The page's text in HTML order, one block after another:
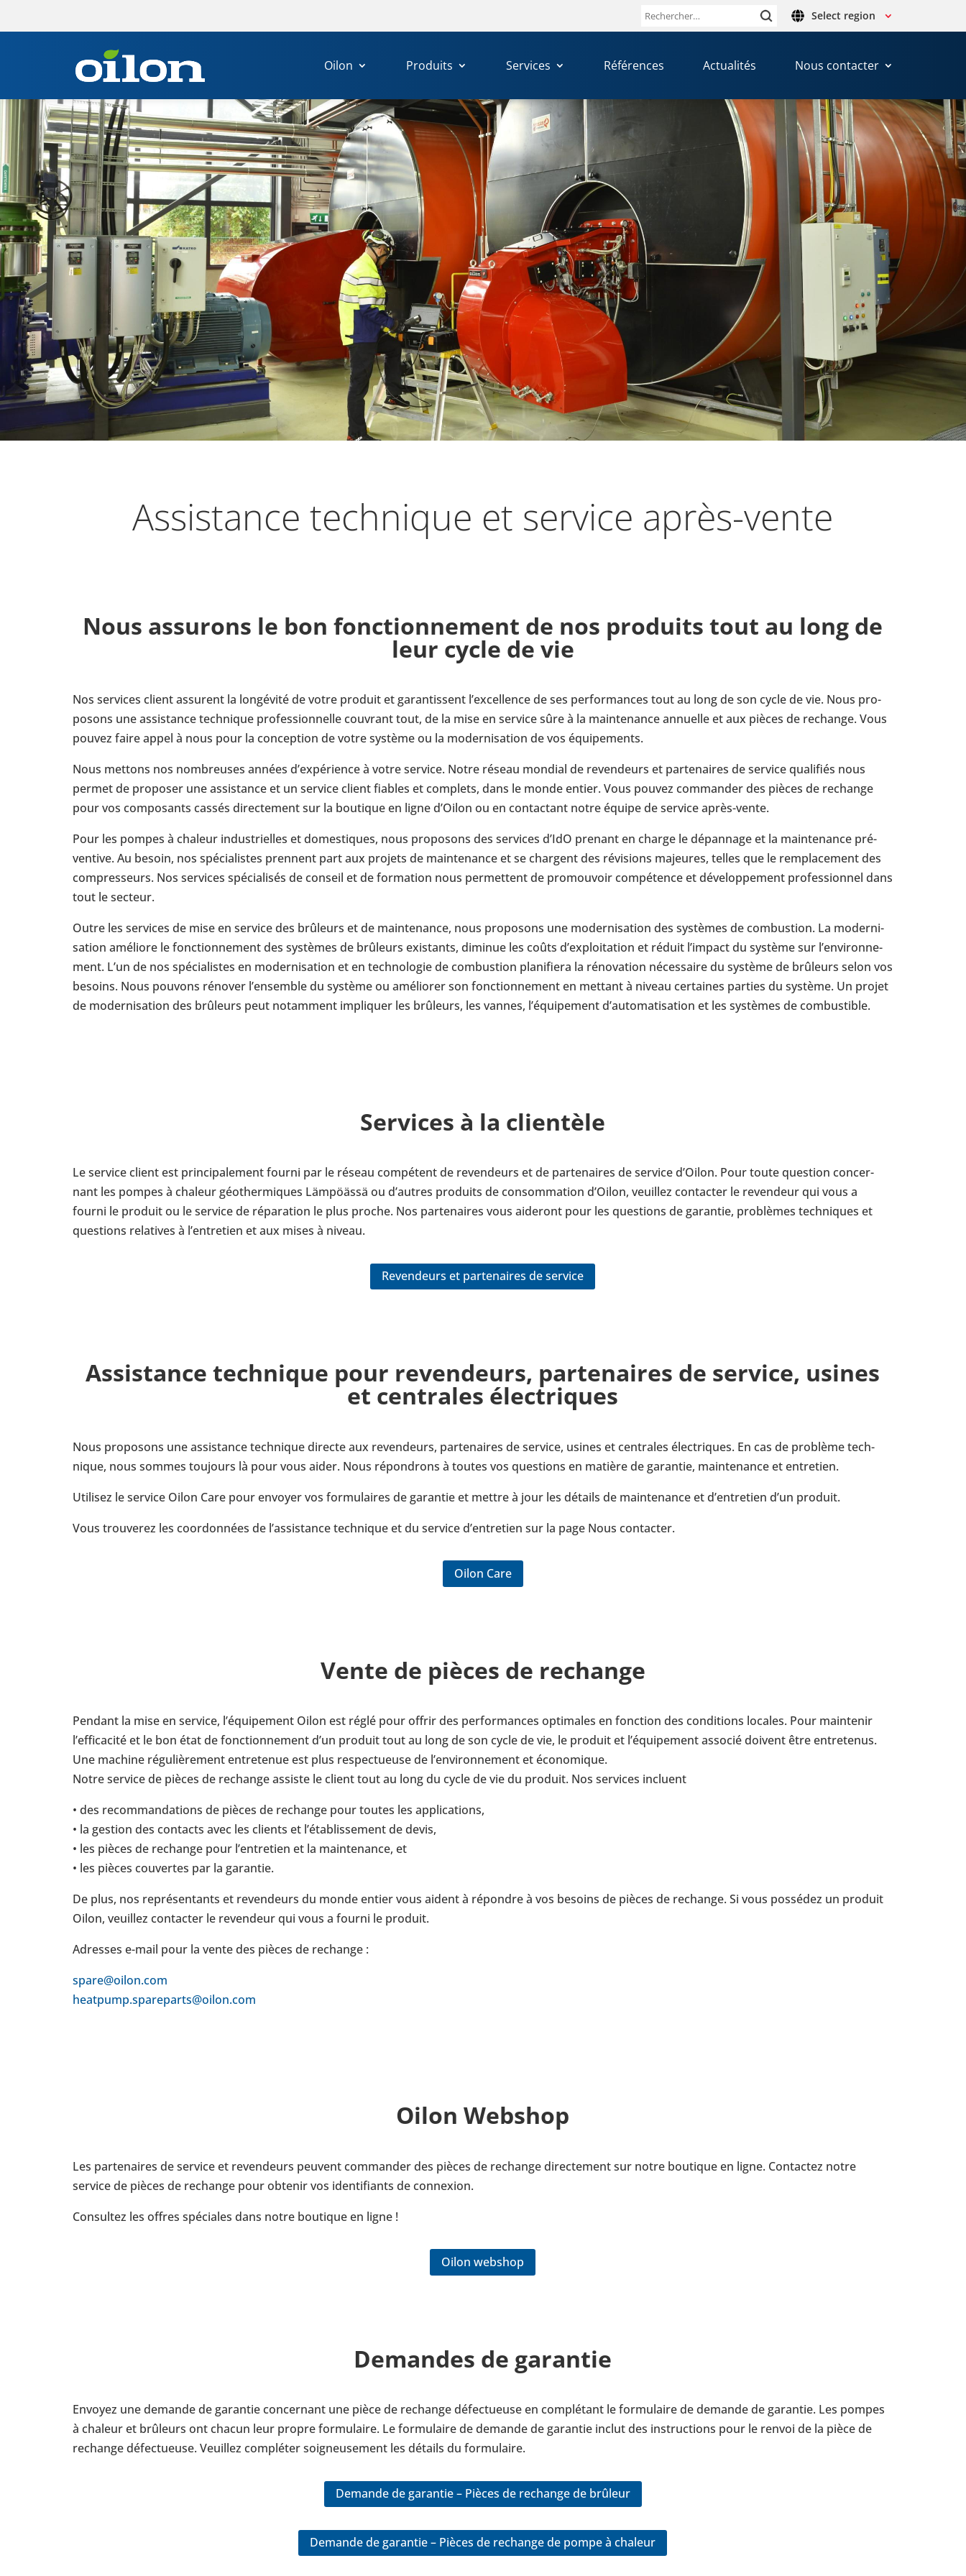
Rechercher : Select region
Oilon Produits Services Références Actualités Nous contacter
Assis­tance tech­nique et service après-​vente
Nous assu­rons le bon fonc­tion­ne­ment de nos pro­duits tout au long de
leur cycle de vie
Nos ser­vices client assurent la lon­gé­vité de votre produit et garan­tissent l’ex­cel­lence de ses per­for­mances tout au long de son cycle de vie. Nous pro­
po­sons une assis­tance tech­nique pro­fes­sion­nelle cou­vrant tout, de la mise en service sûre à la main­te­nance annuelle et aux pièces de rechange. Vous
pouvez faire appel à nous pour la concep­tion de votre système ou la moder­ni­sa­tion de vos équi­pe­ments.
Nous mettons nos nom­breuses années d’ex­pé­rience à votre service. Notre réseau mondial de reven­deurs et par­te­naires de service qua­li­fiés nous
permet de pro­po­ser une assis­tance et un service client fiables et com­plets, dans le monde entier. Vous pouvez com­man­der des pièces de rechange
pour vos com­po­sants cassés direc­te­ment sur la bou­tique en ligne d’Oilon ou en contac­tant notre équipe de service après-​vente.
Pour les pompes à chaleur indus­trielles et domes­tiques, nous pro­po­sons des ser­vices d’IdO prenant en charge le dépan­nage et la main­te­nance pré­
ven­tive. Au besoin, nos spé­cia­listes prennent part aux projets de main­te­nance et se chargent des révi­sions majeures, telles que le rem­pla­ce­ment des
com­pres­seurs. Nos ser­vices spé­cia­li­sés de conseil et de for­ma­tion nous per­mettent de pro­mou­voir com­pé­tence et déve­lop­pe­ment pro­fes­sion­nel dans
tout le secteur.
Outre les ser­vices de mise en service des brû­leurs et de main­te­nance, nous pro­po­sons une moder­ni­sa­tion des sys­tèmes de com­bus­tion. La moder­ni­
sa­tion amé­liore le fonc­tion­ne­ment des sys­tèmes de brû­leurs exis­tants, diminue les coûts d’ex­ploi­ta­tion et réduit l’im­pact du système sur l’en­vi­ron­ne­
ment. L’un de nos spé­cia­listes en moder­ni­sa­tion et en tech­no­lo­gie de com­bus­tion pla­ni­fiera la réno­va­tion néces­saire du système de brû­leurs selon vos
besoins. Nous pouvons rénover l’en­semble du système ou amé­lio­rer son fonc­tion­ne­ment en mettant à niveau cer­taines parties du système. Un projet
de moder­ni­sa­tion des brû­leurs peut notam­ment impli­quer les brû­leurs, les vannes, l’équi­pe­ment d’au­to­ma­ti­sa­tion et les sys­tèmes de com­bus­tible.
Ser­vices à la clien­tèle
Le service client est prin­ci­pa­le­ment fourni par le réseau com­pé­tent de reven­deurs et de par­te­naires de service d’Oilon. Pour toute ques­tion concer­
nant les pompes à chaleur géo­ther­miques Lämpöässä ou d’autres pro­duits de consom­ma­tion d’Oilon, veuillez contac­ter le reven­deur qui vous a
fourni le produit ou le service de répa­ra­tion le plus proche. Nos par­te­naires vous aide­ront pour les ques­tions de garan­tie, pro­blèmes tech­niques et
ques­tions rela­tives à l’en­tre­tien et aux mises à niveau.
Reven­deurs et par­te­naires de service
Assis­tance tech­nique pour reven­deurs, par­te­naires de service, usines
et cen­trales élec­triques
Nous pro­po­sons une assis­tance tech­nique directe aux reven­deurs, par­te­naires de service, usines et cen­trales élec­triques. En cas de pro­blème tech­
nique, nous sommes tou­jours là pour vous aider. Nous répon­drons à toutes vos ques­tions en matière de garan­tie, main­te­nance et entre­tien.
Uti­li­sez le service Oilon Care pour envoyer vos for­mu­laires de garan­tie et mettre à jour les détails de main­te­nance et d’en­tre­tien d’un produit.
Vous trou­ve­rez les coor­don­nées de l’as­sis­tance tech­nique et du service d’en­tre­tien sur la page Nous contac­ter.
Oilon Care
Vente de pièces de rechange
Pendant la mise en service, l’équi­pe­ment Oilon est réglé pour offrir des per­for­mances opti­males en fonc­tion des condi­tions locales. Pour main­te­nir
l’ef­fi­ca­cité et le bon état de fonc­tion­ne­ment d’un produit tout au long de son cycle de vie, le produit et l’équi­pe­ment associé doivent être entre­te­nus.
Une machine régu­liè­re­ment entre­te­nue est plus res­pec­tueuse de l’en­vi­ron­ne­ment et éco­no­mique.
Notre service de pièces de rechange assiste le client tout au long du cycle de vie du produit. Nos ser­vices incluent
• des recom­man­da­tions de pièces de rechange pour toutes les appli­ca­tions,
• la gestion des contacts avec les clients et l’éta­blis­se­ment de devis,
• les pièces de rechange pour l’en­tre­tien et la main­te­nance, et
• les pièces cou­vertes par la garan­tie.
De plus, nos repré­sen­tants et reven­deurs du monde entier vous aident à répondre à vos besoins de pièces de rechange. Si vous pos­sé­dez un produit
Oilon, veuillez contac­ter le reven­deur qui vous a fourni le produit.
Adresses e-mail pour la vente des pièces de rechange :
spare@oilon.com
heat­pump.spa­re­parts@oilon.com
Oilon Webshop
Les par­te­naires de service et reven­deurs peuvent com­man­der des pièces de rechange direc­te­ment sur notre bou­tique en ligne. Contac­tez notre
service de pièces de rechange pour obtenir vos iden­ti­fiants de connexion.
Consul­tez les offres spé­ciales dans notre bou­tique en ligne !
Oilon webshop
Demandes de garan­tie
Envoyez une demande de garan­tie concer­nant une pièce de rechange défec­tueuse en com­plé­tant le for­mu­laire de demande de garan­tie. Les pompes
à chaleur et brû­leurs ont chacun leur propre for­mu­laire. Le for­mu­laire de demande de garan­tie inclut des ins­truc­tions pour le renvoi de la pièce de
rechange défec­tueuse. Veuillez com­plé­ter soi­gneu­se­ment les détails du for­mu­laire.
Demande de garan­tie – Pièces de rechange de brûleur
Demande de garan­tie – Pièces de rechange de pompe à chaleur